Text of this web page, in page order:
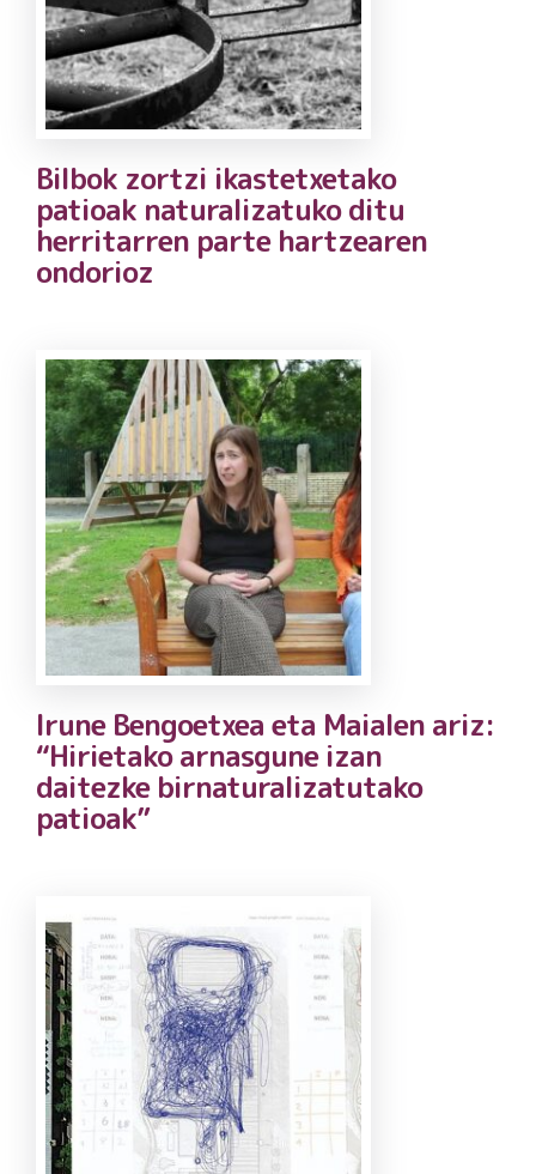
Bilbok zortzi ikastetxetako
patioak naturalizatuko ditu
herritarren parte hartzearen
ondorioz
Irune Bengoetxea eta Maialen ariz:
“Hirietako arnasgune izan
daitezke birnaturalizatutako
patioak”